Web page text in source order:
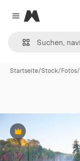
Close menu
Magnific
Startseite/Stock/Fotos/
Premium